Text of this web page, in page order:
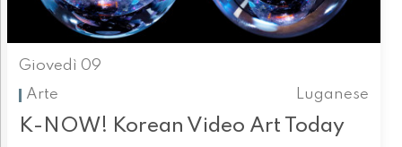
Giovedì 09
Arte
Luganese
K-NOW! Korean Video Art Today